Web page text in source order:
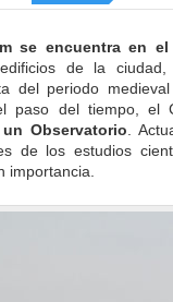
se encuentra en
de la
del periodo
paso del tiempo, el
Observatorio .
de los estudios
importancia.